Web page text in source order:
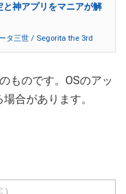
と神アプリをマニアが解
タ三世 / Segorita the 3rd
ものです。OSのアッ
合があります。